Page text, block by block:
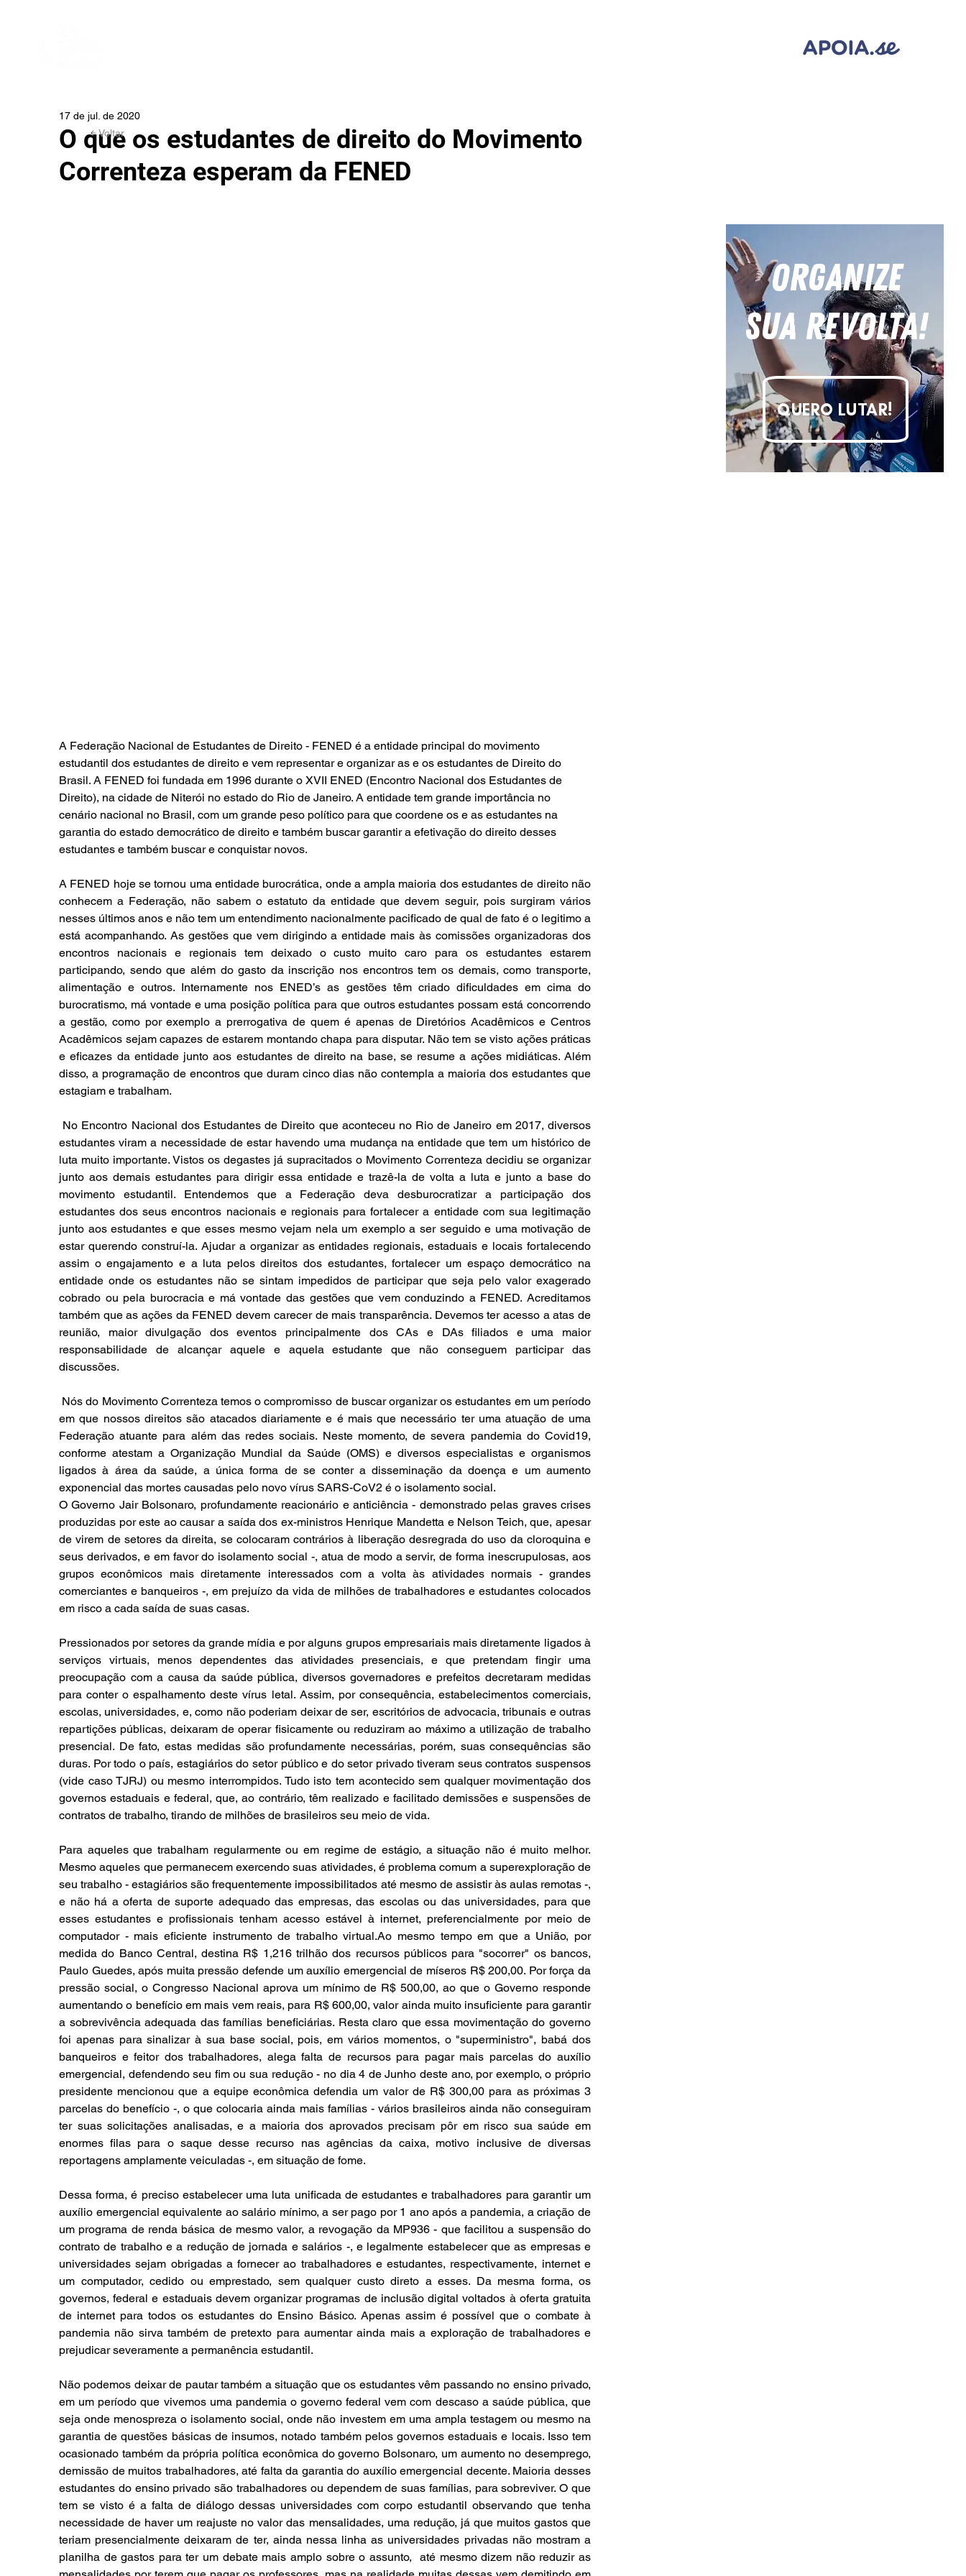
O que os estudantes de direito do Movimento
Correnteza esperam da FENED
17 de jul. de 2020
A Federação Nacional de Estudantes de Direito - FENED é a entidade principal do movimento
estudantil dos estudantes de direito e vem representar e organizar as e os estudantes de Direito do
Brasil. A FENED foi fundada em 1996 durante o XVII ENED (Encontro Nacional dos Estudantes de
Direito), na cidade de Niterói no estado do Rio de Janeiro. A entidade tem grande importância no
cenário nacional no Brasil, com um grande peso político para que coordene os e as estudantes na
garantia do estado democrático de direito e também buscar garantir a efetivação do direito desses
estudantes e também buscar e conquistar novos.
A FENED hoje se tornou uma entidade burocrática, onde a ampla maioria dos estudantes de direito não
conhecem a Federação, não sabem o estatuto da entidade que devem seguir, pois surgiram vários
nesses últimos anos e não tem um entendimento nacionalmente pacificado de qual de fato é o legitimo a
está acompanhando. As gestões que vem dirigindo a entidade mais às comissões organizadoras dos
encontros nacionais e regionais tem deixado o custo muito caro para os estudantes estarem
participando, sendo que além do gasto da inscrição nos encontros tem os demais, como transporte,
alimentação e outros. Internamente nos ENED’s as gestões têm criado dificuldades em cima do
burocratismo, má vontade e uma posição política para que outros estudantes possam está concorrendo
a gestão, como por exemplo a prerrogativa de quem é apenas de Diretórios Acadêmicos e Centros
Acadêmicos sejam capazes de estarem montando chapa para disputar. Não tem se visto ações práticas
e eficazes da entidade junto aos estudantes de direito na base, se resume a ações midiáticas. Além
disso, a programação de encontros que duram cinco dias não contempla a maioria dos estudantes que
estagiam e trabalham.
estudantes viram a necessidade de estar havendo uma mudança na entidade que tem um histórico de
luta muito importante. Vistos os degastes já supracitados o Movimento Correnteza decidiu se organizar
junto aos demais estudantes para dirigir essa entidade e trazê-la de volta a luta e junto a base do
movimento estudantil. Entendemos que a Federação deva desburocratizar a participação dos
estudantes dos seus encontros nacionais e regionais para fortalecer a entidade com sua legitimação
junto aos estudantes e que esses mesmo vejam nela um exemplo a ser seguido e uma motivação de
estar querendo construí-la. Ajudar a organizar as entidades regionais, estaduais e locais fortalecendo
assim o engajamento e a luta pelos direitos dos estudantes, fortalecer um espaço democrático na
entidade onde os estudantes não se sintam impedidos de participar que seja pelo valor exagerado
cobrado ou pela burocracia e má vontade das gestões que vem conduzindo a FENED. Acreditamos
também que as ações da FENED devem carecer de mais transparência. Devemos ter acesso a atas de
reunião, maior divulgação dos eventos principalmente dos CAs e DAs filiados e uma maior
responsabilidade de alcançar aquele e aquela estudante que não conseguem participar das
discussões.
em que nossos direitos são atacados diariamente e é mais que necessário ter uma atuação de uma
Federação atuante para além das redes sociais. Neste momento, de severa pandemia do Covid19,
conforme atestam a Organização Mundial da Saúde (OMS) e diversos especialistas e organismos
ligados à área da saúde, a única forma de se conter a disseminação da doença e um aumento
exponencial das mortes causadas pelo novo vírus SARS-CoV2 é o isolamento social.
O Governo Jair Bolsonaro, profundamente reacionário e anticiência - demonstrado pelas graves crises
produzidas por este ao causar a saída dos ex-ministros Henrique Mandetta e Nelson Teich, que, apesar
de virem de setores da direita, se colocaram contrários à liberação desregrada do uso da cloroquina e
seus derivados, e em favor do isolamento social -, atua de modo a servir, de forma inescrupulosas, aos
grupos econômicos mais diretamente interessados com a volta às atividades normais - grandes
comerciantes e banqueiros -, em prejuízo da vida de milhões de trabalhadores e estudantes colocados
em risco a cada saída de suas casas.
Pressionados por setores da grande mídia e por alguns grupos empresariais mais diretamente ligados à
serviços virtuais, menos dependentes das atividades presenciais, e que pretendam fingir uma
preocupação com a causa da saúde pública, diversos governadores e prefeitos decretaram medidas
para conter o espalhamento deste vírus letal. Assim, por consequência, estabelecimentos comerciais,
escolas, universidades, e, como não poderiam deixar de ser, escritórios de advocacia, tribunais e outras
repartições públicas, deixaram de operar fisicamente ou reduziram ao máximo a utilização de trabalho
presencial. De fato, estas medidas são profundamente necessárias, porém, suas consequências são
duras. Por todo o país, estagiários do setor público e do setor privado tiveram seus contratos suspensos
(vide caso TJRJ) ou mesmo interrompidos. Tudo isto tem acontecido sem qualquer movimentação dos
governos estaduais e federal, que, ao contrário, têm realizado e facilitado demissões e suspensões de
contratos de trabalho, tirando de milhões de brasileiros seu meio de vida.
Para aqueles que trabalham regularmente ou em regime de estágio, a situação não é muito melhor.
Mesmo aqueles que permanecem exercendo suas atividades, é problema comum a superexploração de
seu trabalho - estagiários são frequentemente impossibilitados até mesmo de assistir às aulas remotas -,
e não há a oferta de suporte adequado das empresas, das escolas ou das universidades, para que
esses estudantes e profissionais tenham acesso estável à internet, preferencialmente por meio de
computador - mais eficiente instrumento de trabalho virtual.Ao mesmo tempo em que a União, por
medida do Banco Central, destina R$ 1,216 trilhão dos recursos públicos para "socorrer" os bancos,
Paulo Guedes, após muita pressão defende um auxílio emergencial de míseros R$ 200,00. Por força da
pressão social, o Congresso Nacional aprova um mínimo de R$ 500,00, ao que o Governo responde
aumentando o benefício em mais vem reais, para R$ 600,00, valor ainda muito insuficiente para garantir
a sobrevivência adequada das famílias beneficiárias. Resta claro que essa movimentação do governo
foi apenas para sinalizar à sua base social, pois, em vários momentos, o "superministro", babá dos
banqueiros e feitor dos trabalhadores, alega falta de recursos para pagar mais parcelas do auxílio
emergencial, defendendo seu fim ou sua redução - no dia 4 de Junho deste ano, por exemplo, o próprio
presidente mencionou que a equipe econômica defendia um valor de R$ 300,00 para as próximas 3
parcelas do benefício -, o que colocaria ainda mais famílias - vários brasileiros ainda não conseguiram
ter suas solicitações analisadas, e a maioria dos aprovados precisam pôr em risco sua saúde em
enormes filas para o saque desse recurso nas agências da caixa, motivo inclusive de diversas
reportagens amplamente veiculadas -, em situação de fome.
Dessa forma, é preciso estabelecer uma luta unificada de estudantes e trabalhadores para garantir um
auxílio emergencial equivalente ao salário mínimo, a ser pago por 1 ano após a pandemia, a criação de
um programa de renda básica de mesmo valor, a revogação da MP936 - que facilitou a suspensão do
contrato de trabalho e a redução de jornada e salários -, e legalmente estabelecer que as empresas e
universidades sejam obrigadas a fornecer ao trabalhadores e estudantes, respectivamente, internet e
um computador, cedido ou emprestado, sem qualquer custo direto a esses. Da mesma forma, os
governos, federal e estaduais devem organizar programas de inclusão digital voltados à oferta gratuita
de internet para todos os estudantes do Ensino Básico. Apenas assim é possível que o combate à
pandemia não sirva também de pretexto para aumentar ainda mais a exploração de trabalhadores e
prejudicar severamente a permanência estudantil.
Não podemos deixar de pautar também a situação que os estudantes vêm passando no ensino privado,
em um período que vivemos uma pandemia o governo federal vem com descaso a saúde pública, que
seja onde menospreza o isolamento social, onde não investem em uma ampla testagem ou mesmo na
garantia de questões básicas de insumos, notado também pelos governos estaduais e locais. Isso tem
ocasionado também da própria política econômica do governo Bolsonaro, um aumento no desemprego,
demissão de muitos trabalhadores, até falta da garantia do auxílio emergencial decente. Maioria desses
estudantes do ensino privado são trabalhadores ou dependem de suas famílias, para sobreviver. O que
tem se visto é a falta de diálogo dessas universidades com corpo estudantil observando que tenha
necessidade de haver um reajuste no valor das mensalidades, uma redução, já que muitos gastos que
teriam presencialmente deixaram de ter, ainda nessa linha as universidades privadas não mostram a
planilha de gastos para ter um debate mais amplo sobre o assunto,  até mesmo dizem não reduzir as
Voltar
Organize
sua revolta!
QUERO LUTAR!